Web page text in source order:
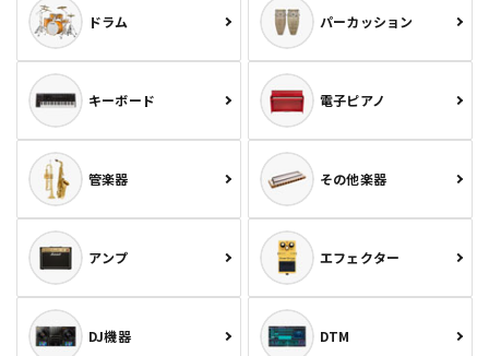
ドラム パーカッション
キーボード 電子ピアノ
管楽器 その他楽器
アンプ エフェクター
DJ機器 DTM